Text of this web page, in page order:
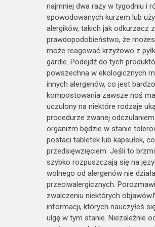
najmniej dwa razy w tygodniu i
spowodowanych kurzem lub
alergików, takich jak odkurzacz
prawdopodobieństwo, że
może reagować krzyżowo z
gardle. Podejdź do tych
powszechna w ekologicznych
innych alergenów, co jest
kompostowania zawsze noś
uczulony na niektóre rodzaje
procedurze zwanej
organizm będzie w stanie
postaci tabletek lub kapsułek,
przedsięwzięciem. Jeśli to
szybko rozpuszczają się na
wolnego od alergenów nie
przeciwalergicznych.
zwalczeniu niektórych
informacji, których nauczyłeś
ulgę w tym stanie. Niezależnie